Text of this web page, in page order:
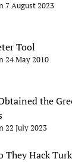
7 August 2023
Tool
24 May 2010
the
22 July 2023
They Hack